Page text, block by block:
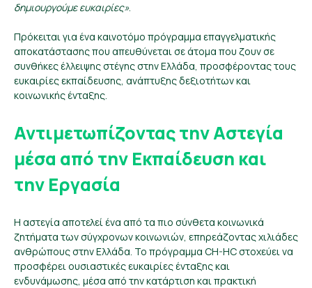
δημιουργούμε ευκαιρίες».
Πρόκειται για ένα καινοτόμο πρόγραμμα επαγγελματικής
αποκατάστασης που απευθύνεται σε άτομα που ζουν σε
συνθήκες έλλειψης στέγης στην Ελλάδα, προσφέροντας τους
ευκαιρίες εκπαίδευσης, ανάπτυξης δεξιοτήτων και
κοινωνικής ένταξης.
Αντιμετωπίζοντας την Αστεγία
μέσα από την Εκπαίδευση και
την Εργασία
Η αστεγία αποτελεί ένα από τα πιο σύνθετα κοινωνικά
ζητήματα των σύγχρονων κοινωνιών, επηρεάζοντας χιλιάδες
ανθρώπους στην Ελλάδα. Το πρόγραμμα CH-HC στοχεύει να
προσφέρει ουσιαστικές ευκαιρίες ένταξης και
ενδυνάμωσης, μέσα από την κατάρτιση και πρακτική